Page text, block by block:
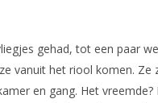
gehad, tot een paar
vanuit het riool komen. Ze
en gang. Het vreemde?